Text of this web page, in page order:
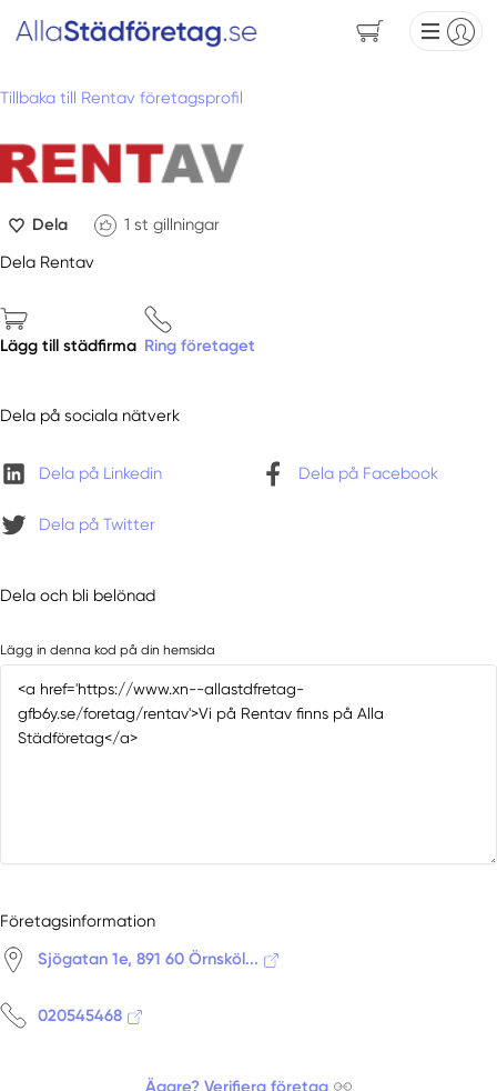
Tillbaka till Rentav företagsprofil
Dela 1 st gillningar
Dela Rentav
Lägg till städfirma Ring företaget
Dela på sociala nätverk
Dela på Linkedin Dela på Facebook
Dela på Twitter
Dela och bli belönad
Lägg in denna kod på din hemsida
Företagsinformation
Sjögatan 1e, 891 60 Örnsköl...
020545468
Ägare? Verifiera företag